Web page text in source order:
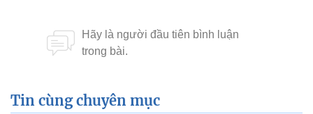
Tin cùng chuyên mục